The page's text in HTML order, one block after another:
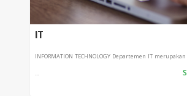
IT
INFORMATION TECHNOLOGY Departemen IT
...